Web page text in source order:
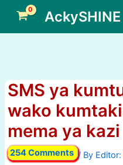
content
AckySHINE
SMS ya
wako
mema ya kazi
254 Comments / By